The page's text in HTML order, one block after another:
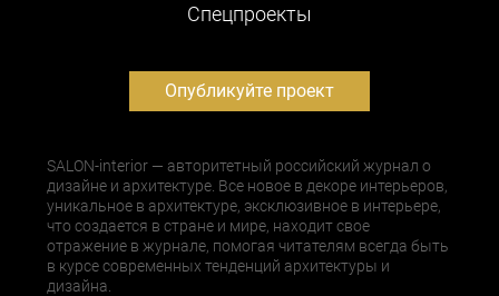
Cпецпроекты
Опубликуйте проект
SALON-interior — авторитетный российский журнал о
дизайне и архитектуре. Все новое в декоре интерьеров,
уникальное в архитектуре, эксклюзивное в интерьере,
что создается в стране и мире, находит свое
отражение в журнале, помогая читателям всегда быть
в курсе современных тенденций архитектуры и
дизайна.